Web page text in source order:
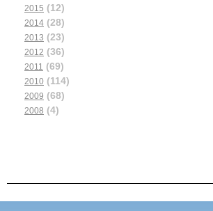
2015 (12)
2014 (28)
2013 (23)
2012 (36)
2011 (69)
2010 (114)
2009 (68)
2008 (4)